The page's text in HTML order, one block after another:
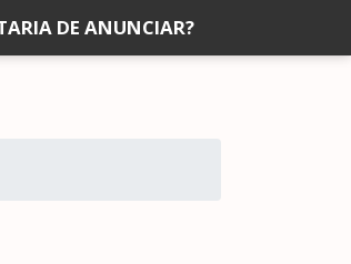
DE ANUNCIAR?